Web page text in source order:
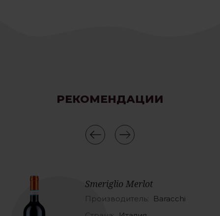
РЕКОМЕНДАЦИИ
Smeriglio Merlot
Производитель:
Baracchi